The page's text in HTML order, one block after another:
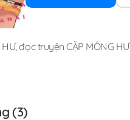
HƯ,đọc truyện CẶP MÔNG
(3)